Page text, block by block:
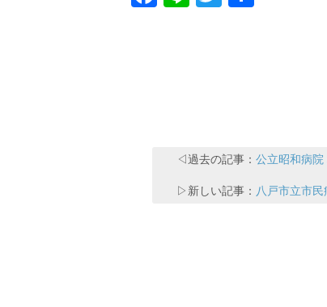
◁過去の記事： 公立昭和病院
▷新しい記事： 八戸市立市